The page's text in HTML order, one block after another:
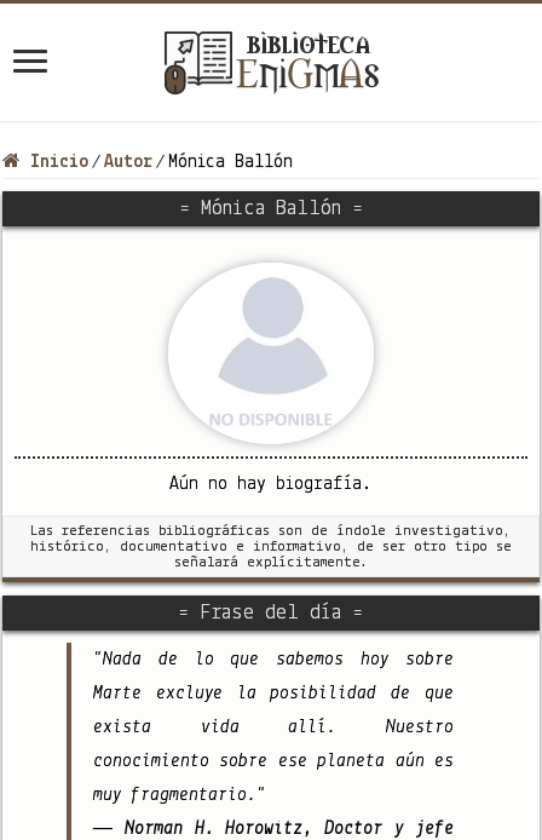
Inicio / Autor / Mónica Ballón
= Mónica Ballón =
Aún no hay biografía.
Las referencias bibliográficas son de índole investigativo,
histórico, documentativo e informativo, de ser otro tipo se
señalará explícitamente.
= Frase del día =
"Nada de lo que sabemos hoy sobre
Marte excluye la posibilidad de que
exista vida allí. Nuestro
conocimiento sobre ese planeta aún es
muy fragmentario."
— Norman H. Horowitz, Doctor y jefe